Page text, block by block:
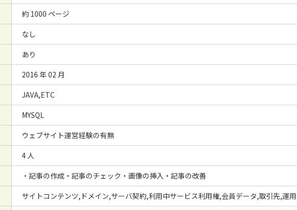
約 1000 ページ
なし
あり
2016 年 02 月
JAVA,ETC
MYSQL
ウェブサイト運営経験の有無
4 人
・記事の作成・記事のチェック・画像の挿入・記事の改善
サイトコンテンツ,ドメイン,サーバ契約,利用中サービス利用権,会員データ,取引先,運